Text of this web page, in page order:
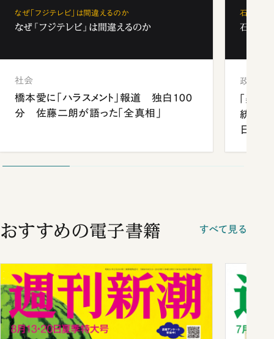
なぜ「フジテレビ」は間違えるのか
なぜ「フジテレビ」は間違えるのか
社会
橋本愛に「ハラスメント」報道 独白100
分 佐藤二朗が語った「全真相」
石破茂、
石破茂
政治
「楽し
統領と
日米
おすすめの電子書籍 すべて見る